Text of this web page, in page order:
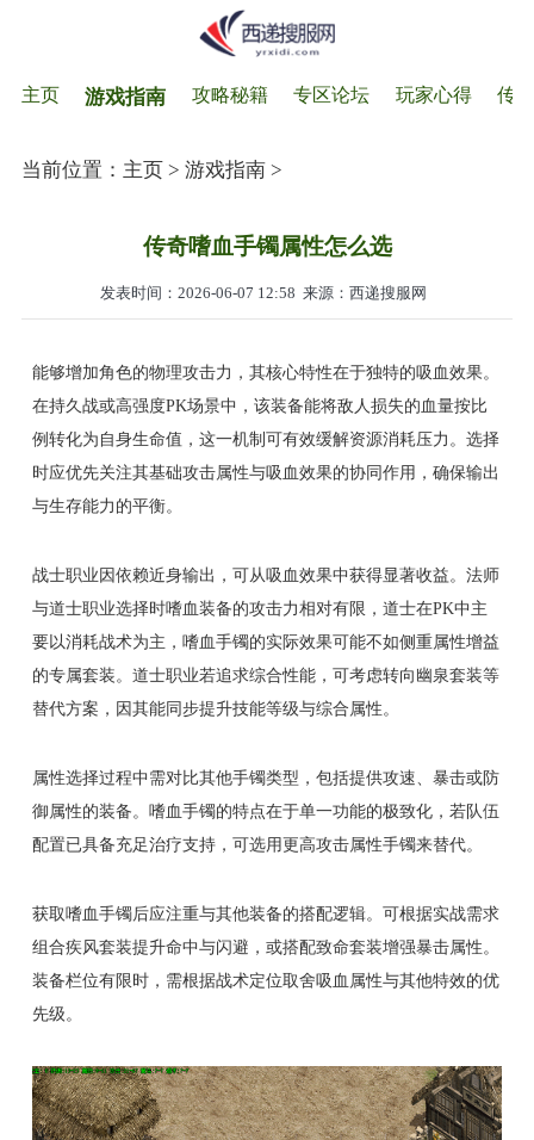
主页 游戏指南 攻略秘籍 专区论坛 玩家心得 传
当前位置： 主页> 游戏指南>
传奇嗜血手镯属性怎么选
发表时间：2026-06-07 12:58 来源：西递搜服网
能够增加角色的物理攻击力，其核心特性在于独特的吸血效果。
在持久战或高强度PK场景中，该装备能将敌人损失的血量按比
例转化为自身生命值，这一机制可有效缓解资源消耗压力。选择
时应优先关注其基础攻击属性与吸血效果的协同作用，确保输出
与生存能力的平衡。
战士职业因依赖近身输出，可从吸血效果中获得显著收益。法师
与道士职业选择时嗜血装备的攻击力相对有限，道士在PK中主
要以消耗战术为主，嗜血手镯的实际效果可能不如侧重属性增益
的专属套装。道士职业若追求综合性能，可考虑转向幽泉套装等
替代方案，因其能同步提升技能等级与综合属性。
属性选择过程中需对比其他手镯类型，包括提供攻速、暴击或防
御属性的装备。嗜血手镯的特点在于单一功能的极致化，若队伍
配置已具备充足治疗支持，可选用更高攻击属性手镯来替代。
获取嗜血手镯后应注重与其他装备的搭配逻辑。可根据实战需求
组合疾风套装提升命中与闪避，或搭配致命套装增强暴击属性。
装备栏位有限时，需根据战术定位取舍吸血属性与其他特效的优
先级。